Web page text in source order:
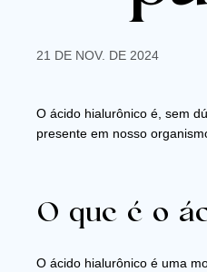
21 DE NOV. DE 2024
O ácido hialurônico é, sem
presente em nosso
O que é o
O ácido hialurônico é uma